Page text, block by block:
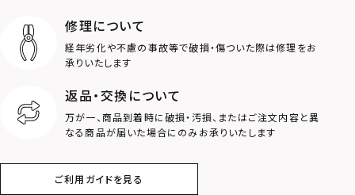
ロゴ
クラウン
修理について
経年劣化や不慮の事故等で破損・傷ついた際は修理をお
承りいたします
返品・交換について
万が一、商品到着時に破損・汚損、またはご注文内容と異
なる商品が届いた場合にのみお承りいたします
ご利用ガイドを見る